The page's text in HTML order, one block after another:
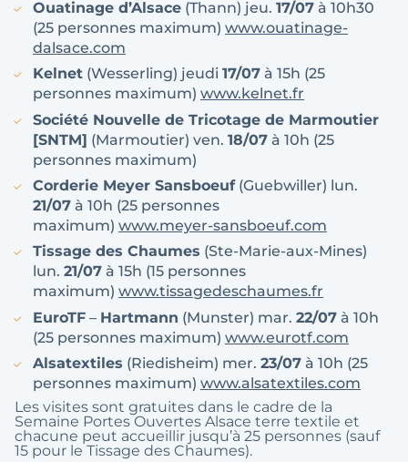
Ouatinage d’Alsace (Thann) jeu. 17/07 à 10h30
(25 personnes maximum) www.ouatinage-
dalsace.com
Kelnet (Wesserling) jeudi 17/07 à 15h (25
personnes maximum) www.kelnet.fr
Société Nouvelle de Tricotage de Marmoutier
[SNTM] (Marmoutier) ven. 18/07 à 10h (25
personnes maximum)
Corderie Meyer Sansboeuf(Guebwiller) lun.
21/07 à 10h (25 personnes
maximum) www.meyer-sansboeuf.com
Tissage des Chaumes (Ste-Marie-aux-Mines)
lun. 21/07 à 15h (15 personnes
maximum) www.tissagedeschaumes.fr
EuroTF – Hartmann (Munster) mar. 22/07 à 10h
(25 personnes maximum) www.eurotf.com
Alsatextiles (Riedisheim) mer. 23/07 à 10h (25
personnes maximum) www.alsatextiles.com
Les visites sont gratuites dans le cadre de la
Semaine Portes Ouvertes Alsace terre textile et
chacune peut accueillir jusqu’à 25 personnes (sauf
15 pour le Tissage des Chaumes).